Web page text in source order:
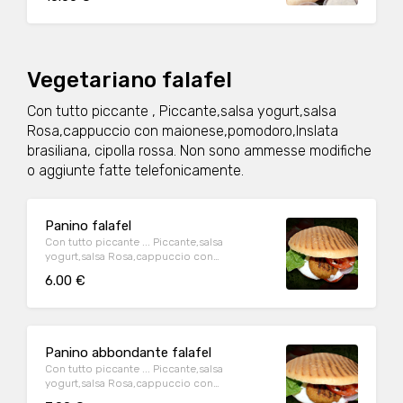
Vegetariano falafel
Con tutto piccante , Piccante,salsa yogurt,salsa
Rosa,cappuccio con maionese,pomodoro,Inslata
brasiliana, cipolla rossa. Non sono ammesse modifiche
o aggiunte fatte telefonicamente.
Panino falafel
Con tutto piccante ... Piccante,salsa
yogurt,salsa Rosa,cappuccio con
cipolla rossa,
6.00 €
Panino abbondante falafel
Con tutto piccante ... Piccante,salsa
yogurt,salsa Rosa,cappuccio con